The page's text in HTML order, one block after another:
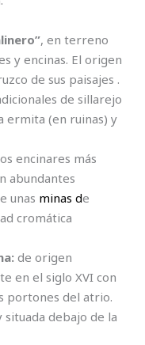
, en terreno
y encinas. El origen
de sus paisajes .
de sillarejo
ermita (en ruinas) y
encinares más
abundantes
unas minas de
cromática
de origen
en el siglo XVI con
portones del atrio.
debajo de la